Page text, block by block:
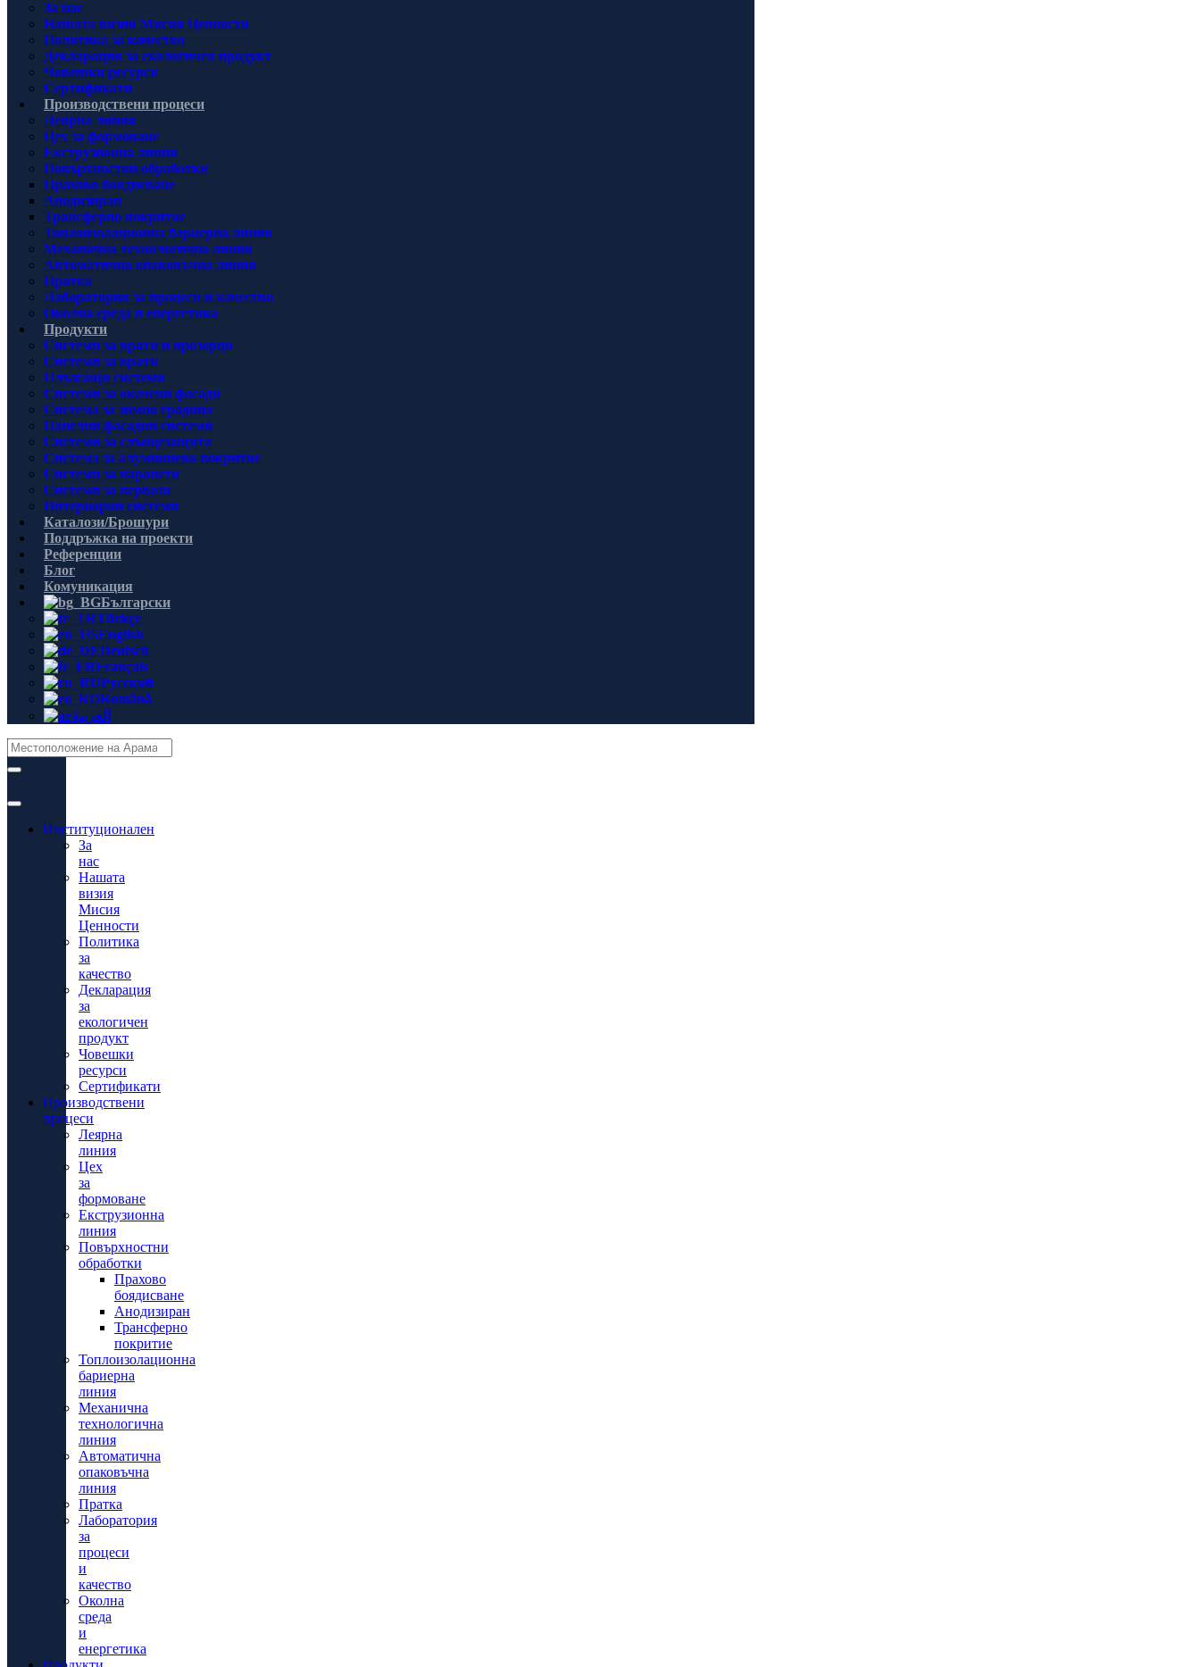
За нас
Нашата визия Мисия Ценности
Политика за качество
Декларация за екологичен продукт
Човешки ресурси
Сертификати
Производствени процеси
Леярна линия
Цех за формоване
Екструзионна линия
Повърхностни обработки
Прахово боядисване
Анодизиран
Трансферно покритие
Топлоизолационна бариерна линия
Механична технологична линия
Автоматична опаковъчна линия
Пратка
Лаборатория за процеси и качество
Околна среда и енергетика
Продукти
Системи за врати и прозорци
Системи за врати
Плъзгащи системи
Системи за окачени фасади
Система за зимна градина
Панелни фасадни системи
Системи за слънцезащита
Система за алуминиево покритие
Системи за парапети
Системи за первази
Интериорни системи
Каталози/Брошури
Поддръжка на проекти
Референции
Блог
Комуникация
Български
Türkçe
English
Deutsch
Français
Русский
Română
العربية
Институционален
За
нас
Нашата
визия
Мисия
Ценности
Политика
за
качество
Декларация
за
екологичен
продукт
Човешки
ресурси
Сертификати
Производствени
процеси
Леярна
линия
Цех
за
формоване
Екструзионна
линия
Повърхностни
обработки
Прахово
боядисване
Анодизиран
Трансферно
покритие
Топлоизолационна
бариерна
линия
Механична
технологична
линия
Автоматична
опаковъчна
линия
Пратка
Лаборатория
за
процеси
и
качество
Околна
среда
и
енергетика